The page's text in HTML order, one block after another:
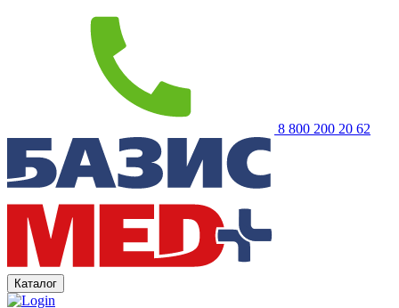
8 800 200 20 62
Каталог